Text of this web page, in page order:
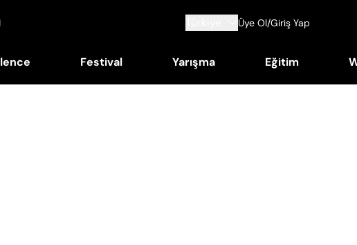
Üye Ol/Giriş Yap
Festival Yarışma Eğitim